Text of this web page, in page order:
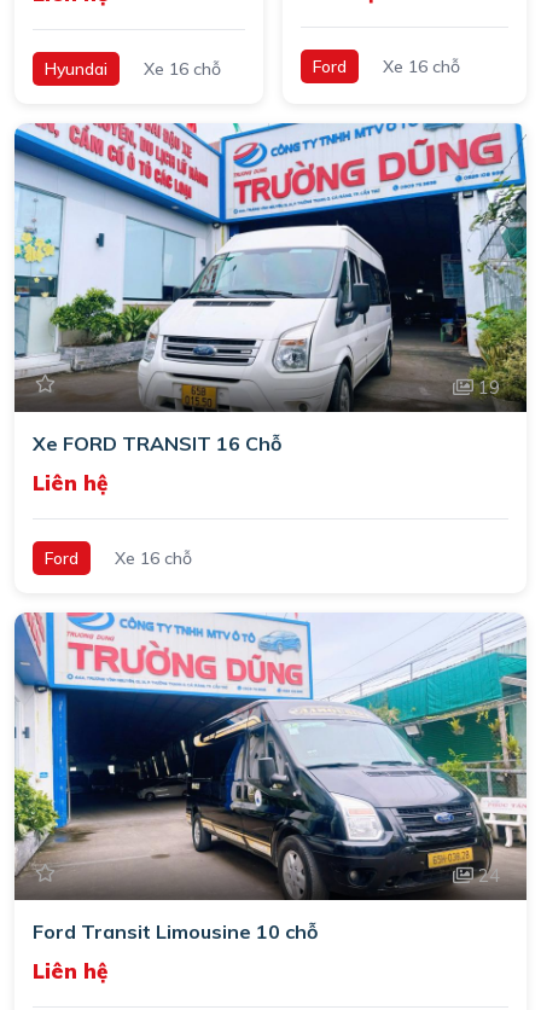
Hyundai Xe 16 chỗ Ford Xe 16 chỗ
19
Xe FORD TRANSIT 16 Chỗ
Liên hệ
Ford Xe 16 chỗ
24
Ford Transit Limousine 10 chỗ
Liên hệ